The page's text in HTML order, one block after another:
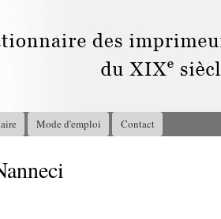
principal
Mode d'emploi Contact